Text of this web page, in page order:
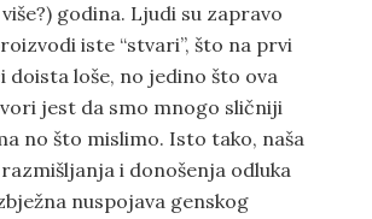
godina. Ljudi su zapravo
iste “stvari”, što na prvi
doista loše, no jedino što ova
jest da smo mnogo sličniji
no što mislimo. Isto tako, naša
i donošenja odluka
nuspojava genskog